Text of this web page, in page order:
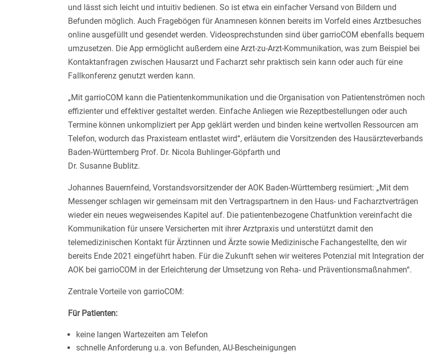
und lässt sich leicht und intuitiv bedienen. So ist etwa ein einfacher Versand von Bildern und
Befunden möglich. Auch Fragebögen für Anamnesen können bereits im Vorfeld eines Arztbesuches
online ausgefüllt und gesendet werden. Videosprechstunden sind über garrioCOM ebenfalls bequem
umzusetzen. Die App ermöglicht außerdem eine Arzt-zu-Arzt-Kommunikation, was zum Beispiel bei
Kontaktanfragen zwischen Hausarzt und Facharzt sehr praktisch sein kann oder auch für eine
Fallkonferenz genutzt werden kann.
„Mit garrioCOM kann die Patientenkommunikation und die Organisation von Patientenströmen noch
effizienter und effektiver gestaltet werden. Einfache Anliegen wie Rezeptbestellungen oder auch
Termine können unkompliziert per App geklärt werden und binden keine wertvollen Ressourcen am
Telefon, wodurch das Praxisteam entlastet wird“, erläutern die Vorsitzenden des Hausärzteverbands
Baden-Württemberg Prof. Dr. Nicola Buhlinger-Göpfarth und
Dr. Susanne Bublitz.
Johannes Bauernfeind, Vorstandsvorsitzender der AOK Baden-Württemberg resümiert: „Mit dem
Messenger schlagen wir gemeinsam mit den Vertragspartnern in den Haus- und Facharztverträgen
wieder ein neues wegweisendes Kapitel auf. Die patientenbezogene Chatfunktion vereinfacht die
Kommunikation für unsere Versicherten mit ihrer Arztpraxis und unterstützt damit den
telemedizinischen Kontakt für Ärztinnen und Ärzte sowie Medizinische Fachangestellte, den wir
bereits Ende 2021 eingeführt haben. Für die Zukunft sehen wir weiteres Potenzial mit Integration der
AOK bei garrioCOM in der Erleichterung der Umsetzung von Reha- und Präventionsmaßnahmen“.
Zentrale Vorteile von garrioCOM:
Für Patienten:
keine langen Wartezeiten am Telefon
schnelle Anforderung u.a. von Befunden, AU-Bescheinigungen